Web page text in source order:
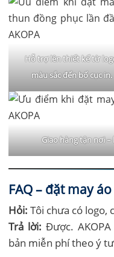
Hỗ trợ lên thiết kế từ
màu sắc đến bố cục in.
Giao hàng tận nơi
FAQ – đặt may
Hỏi: Tôi chưa có logo,
Trả lời: Được.
bản miễn phí theo ý